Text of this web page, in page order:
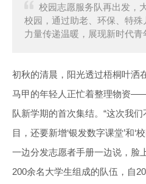
校园志愿服务队再出发，
校园，通过助老、环保、特
力量传递温暖，展现新时代青
初秋的清晨，阳光透过梧桐叶洒
马甲的年轻人正忙着整理物资
队新学期的首次集结。“这次我
目，还要新增‘银发数字课堂’和‘
一边分发志愿者手册一边说，脸
200余名大学生组成的队伍，自